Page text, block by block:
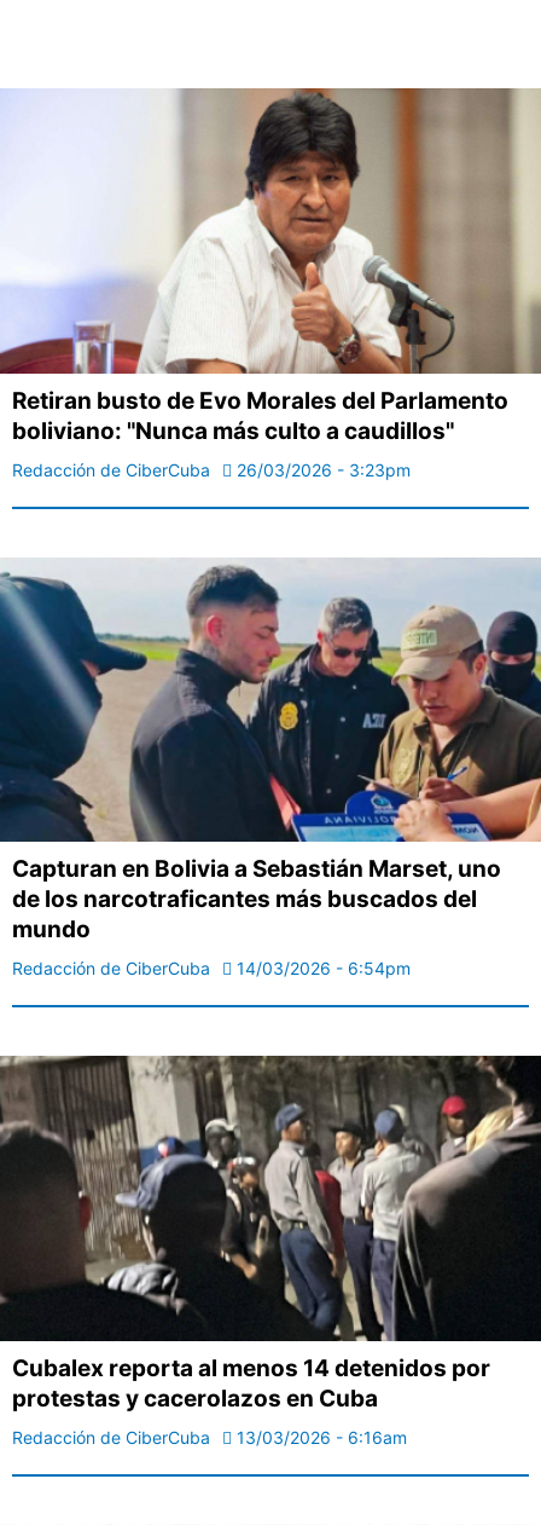
Retiran busto de Evo Morales del Parlamento
boliviano: "Nunca más culto a caudillos"
Redacción de CiberCuba 26/03/2026 - 3:23pm
Capturan en Bolivia a Sebastián Marset, uno
de los narcotraficantes más buscados del
mundo
Redacción de CiberCuba 14/03/2026 - 6:54pm
Cubalex reporta al menos 14 detenidos por
protestas y cacerolazos en Cuba
Redacción de CiberCuba 13/03/2026 - 6:16am